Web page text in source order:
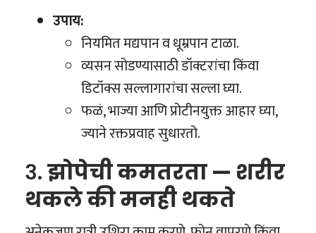
उपाय:
नियमित मद्यपान व धूम्रपान टाळा.
व्यसन सोडण्यासाठी डॉक्टरांचा किंवा
डिटॉक्स सल्लागारांचा सल्ला घ्या.
फळं, भाज्या आणि प्रोटीनयुक्त आहार घ्या,
ज्याने रक्तप्रवाह सुधारतो.
३.झोपेची कमतरता — शरीर
थकले की मनही थकते